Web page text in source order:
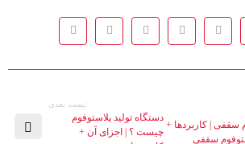
سقفی | کاربردها +
سقفی
:پست بعدی
دستگاه تولید پلاستوفوم
چیست ؟ | اجزای آن +